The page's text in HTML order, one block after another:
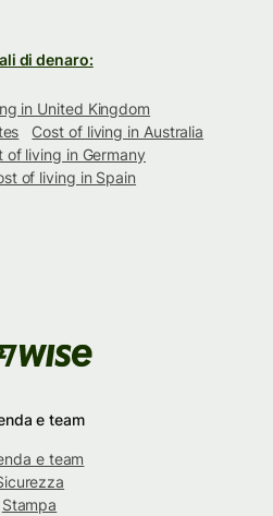
di denaro:
in United Kingdom
Cost of living in Australia
of living in Germany
of living in Spain
e team
e team
Stampa